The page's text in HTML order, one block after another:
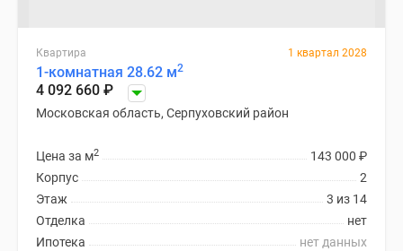
Квартира 1 квартал 2028
1-комнатная 28.62 м2
4 092 660 ₽
Московская область, Серпуховский район
143 000 ₽
Цена за м2
2
Корпус
3 из 14
Этаж
нет
Отделка
нет данных
Ипотека